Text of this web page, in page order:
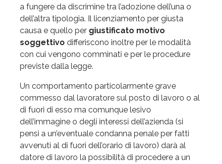
a fungere da discrimine tra l’adozione dell’una o
dell’altra tipologia. Il licenziamento per giusta
causa e quello per giustificato motivo
soggettivo differiscono inoltre per le modalità
con cui vengono comminati e per le procedure
previste dalla legge.
Un comportamento particolarmente grave
commesso dal lavoratore sul posto di lavoro o al
di fuori di esso ma comunque lesivo
dell’immagine o degli interessi dell’azienda (si
pensi a un’eventuale condanna penale per fatti
avvenuti al di fuori dell’orario di lavoro) darà al
datore di lavoro la possibilità di procedere a un